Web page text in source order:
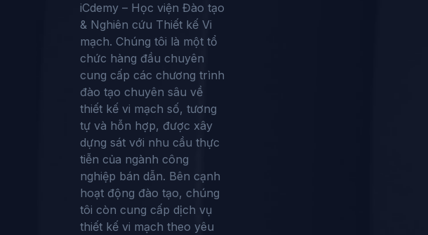
iCdemy – Học viện Đào tạo
& Nghiên cứu Thiết kế Vi
mạch. Chúng tôi là một tổ
chức hàng đầu chuyên
cung cấp các chương trình
đào tạo chuyên sâu về
thiết kế vi mạch số, tương
tự và hỗn hợp, được xây
dựng sát với nhu cầu thực
tiễn của ngành công
nghiệp bán dẫn. Bên cạnh
hoạt động đào tạo, chúng
tôi còn cung cấp dịch vụ
thiết kế vi mạch theo yêu